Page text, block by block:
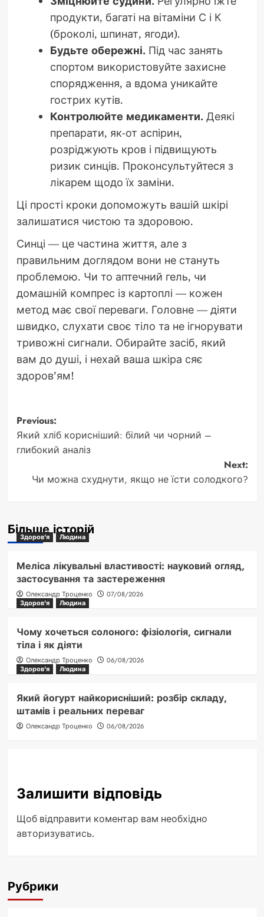
продукти, багаті на вітаміни С і К
(броколі, шпинат, ягоди).
Будьте обережні. Під час занять
спортом використовуйте захисне
спорядження, а вдома уникайте
гострих кутів.
Контролюйте медикаменти. Деякі
препарати, як-от аспірин,
розріджують кров і підвищують
ризик синців. Проконсультуйтеся з
лікарем щодо їх заміни.
Ці прості кроки допоможуть вашій шкірі
залишатися чистою та здоровою.
Синці — це частина життя, але з
правильним доглядом вони не стануть
проблемою. Чи то аптечний гель, чи
домашній компрес із картоплі — кожен
метод має свої переваги. Головне — діяти
швидко, слухати своє тіло та не ігнорувати
тривожні сигнали. Обирайте засіб, який
вам до душі, і нехай ваша шкіра сяє
здоров’ям!
Post
navigation
Previous:
Який хліб корисніший: білий чи чорний –
глибокий аналіз
Next:
Чи можна схуднути, якщо не їсти солодкого?
Більше історій
Здоров'я Людина
Меліса лікувальні властивості: науковий огляд,
застосування та застереження
Олександр Троценко
07/08/2026
Здоров'я
Людина
Чому хочеться солоного: фізіологія, сигнали
тіла і як діяти
Олександр Троценко
06/08/2026
Здоров'я
Людина
Який йогурт найкорисніший: розбір складу,
штамів і реальних переваг
Олександр Троценко 06/08/2026
Залишити відповідь
Щоб відправити коментар вам необхідно
авторизуватись.
Рубрики